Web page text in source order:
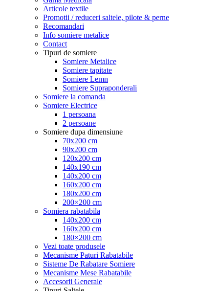
Articole textile
Promotii / reduceri saltele, pilote & perne
Recomandari
Info somiere metalice
Contact
Tipuri de somiere
Somiere Metalice
Somiere tapitate
Somiere Lemn
Somiere Supraponderali
Somiere la comanda
Somiere Electrice
1 persoana
2 persoane
Somiere dupa dimensiune
70x200 cm
90x200 cm
120x200 cm
140x190 cm
140x200 cm
160x200 cm
180x200 cm
200×200 cm
Somiera rabatabila
140x200 cm
160x200 cm
180×200 cm
Vezi toate produsele
Mecanisme Paturi Rabatabile
Sisteme De Rabatare Somiere
Mecanisme Mese Rabatabile
Accesorii Generale